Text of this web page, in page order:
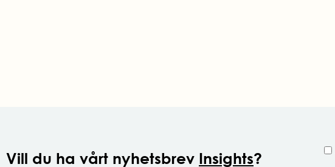
Vill du ha vårt nyhetsbrev Insights?